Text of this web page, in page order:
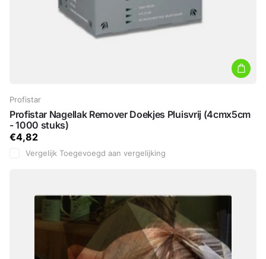
Profistar
Profistar Nagellak Remover Doekjes Pluisvrij (4cmx5cm
- 1000 stuks)
€4,82
Vergelijk Toegevoegd aan vergelijking